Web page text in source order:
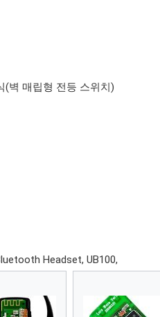
(벽 매립형 전등 스위치)
Headset, UB100,